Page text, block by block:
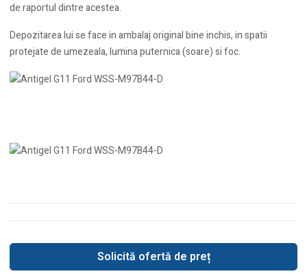
de raportul dintre acestea.
Depozitarea lui se face in ambalaj original bine inchis, in spatii
protejate de umezeala, lumina puternica (soare) si foc.
Solicită ofertă de preț